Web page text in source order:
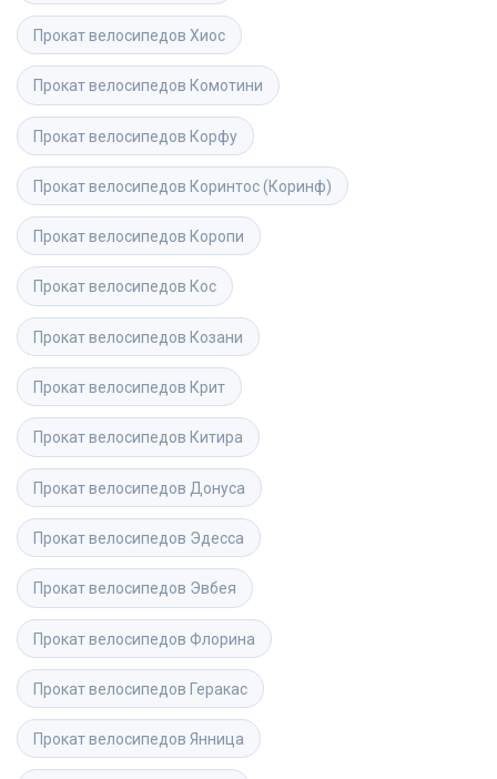
Прокат велосипедов Хиос
Прокат велосипедов Комотини
Прокат велосипедов Корфу
Прокат велосипедов Коринтос (Коринф)
Прокат велосипедов Коропи
Прокат велосипедов Кос
Прокат велосипедов Козани
Прокат велосипедов Крит
Прокат велосипедов Китира
Прокат велосипедов Донуса
Прокат велосипедов Эдесса
Прокат велосипедов Эвбея
Прокат велосипедов Флорина
Прокат велосипедов Геракас
Прокат велосипедов Янница